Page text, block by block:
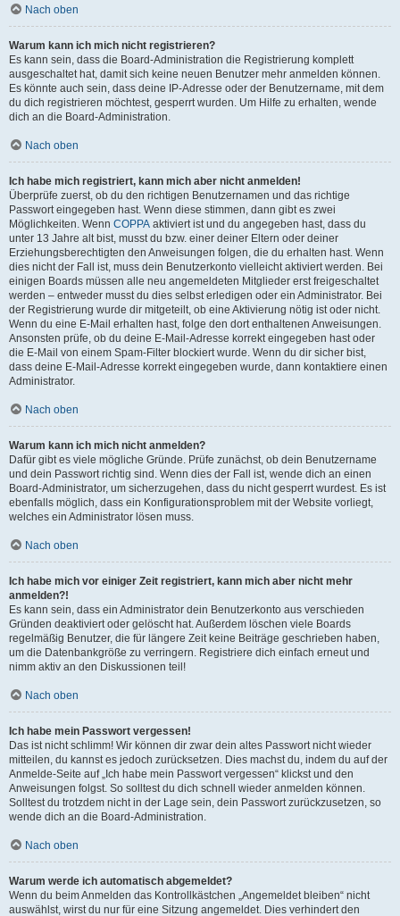
Nach oben
Warum kann ich mich nicht registrieren?
Es kann sein, dass die Board-Administration die Registrierung komplett
ausgeschaltet hat, damit sich keine neuen Benutzer mehr anmelden können.
Es könnte auch sein, dass deine IP-Adresse oder der Benutzername, mit dem
du dich registrieren möchtest, gesperrt wurden. Um Hilfe zu erhalten, wende
dich an die Board-Administration.
Nach oben
Ich habe mich registriert, kann mich aber nicht anmelden!
Überprüfe zuerst, ob du den richtigen Benutzernamen und das richtige
Passwort eingegeben hast. Wenn diese stimmen, dann gibt es zwei
Möglichkeiten. Wenn COPPA aktiviert ist und du angegeben hast, dass du
unter 13 Jahre alt bist, musst du bzw. einer deiner Eltern oder deiner
Erziehungsberechtigten den Anweisungen folgen, die du erhalten hast. Wenn
dies nicht der Fall ist, muss dein Benutzerkonto vielleicht aktiviert werden. Bei
einigen Boards müssen alle neu angemeldeten Mitglieder erst freigeschaltet
werden – entweder musst du dies selbst erledigen oder ein Administrator. Bei
der Registrierung wurde dir mitgeteilt, ob eine Aktivierung nötig ist oder nicht.
Wenn du eine E-Mail erhalten hast, folge den dort enthaltenen Anweisungen.
Ansonsten prüfe, ob du deine E-Mail-Adresse korrekt eingegeben hast oder
die E-Mail von einem Spam-Filter blockiert wurde. Wenn du dir sicher bist,
dass deine E-Mail-Adresse korrekt eingegeben wurde, dann kontaktiere einen
Administrator.
Nach oben
Warum kann ich mich nicht anmelden?
Dafür gibt es viele mögliche Gründe. Prüfe zunächst, ob dein Benutzername
und dein Passwort richtig sind. Wenn dies der Fall ist, wende dich an einen
Board-Administrator, um sicherzugehen, dass du nicht gesperrt wurdest. Es ist
ebenfalls möglich, dass ein Konfigurationsproblem mit der Website vorliegt,
welches ein Administrator lösen muss.
Nach oben
Ich habe mich vor einiger Zeit registriert, kann mich aber nicht mehr
anmelden?!
Es kann sein, dass ein Administrator dein Benutzerkonto aus verschieden
Gründen deaktiviert oder gelöscht hat. Außerdem löschen viele Boards
regelmäßig Benutzer, die für längere Zeit keine Beiträge geschrieben haben,
um die Datenbankgröße zu verringern. Registriere dich einfach erneut und
nimm aktiv an den Diskussionen teil!
Nach oben
Ich habe mein Passwort vergessen!
Das ist nicht schlimm! Wir können dir zwar dein altes Passwort nicht wieder
mitteilen, du kannst es jedoch zurücksetzen. Dies machst du, indem du auf der
Anmelde-Seite auf „Ich habe mein Passwort vergessen“ klickst und den
Anweisungen folgst. So solltest du dich schnell wieder anmelden können.
Solltest du trotzdem nicht in der Lage sein, dein Passwort zurückzusetzen, so
wende dich an die Board-Administration.
Nach oben
Warum werde ich automatisch abgemeldet?
Wenn du beim Anmelden das Kontrollkästchen „Angemeldet bleiben“ nicht
auswählst, wirst du nur für eine Sitzung angemeldet. Dies verhindert den